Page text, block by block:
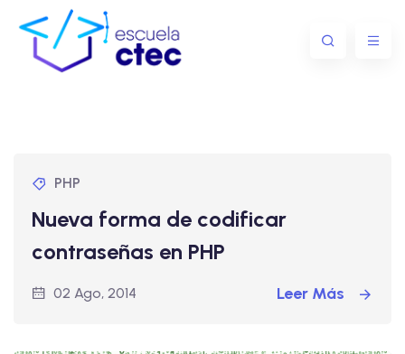
PHP
Nueva forma de codificar
contraseñas en PHP
02 Ago, 2014 Leer Más